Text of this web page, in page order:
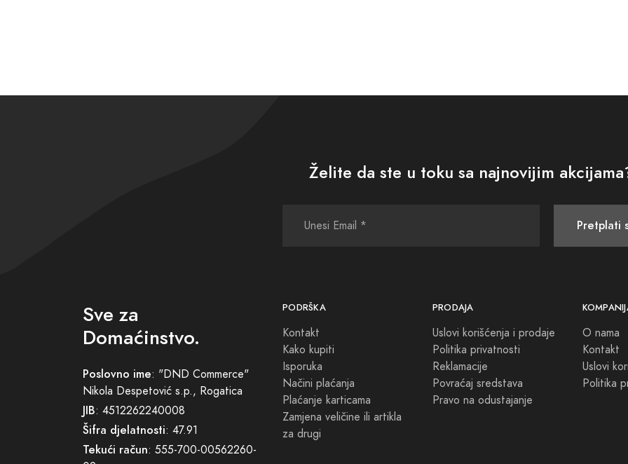
Želite da ste u toku sa najnovijim
Pretplati
Sve za
Domaćinstvo.
Poslovno ime: "DND Commerce"
Nikola Despetović s.p., Rogatica
JIB: 4512262240008
Šifra djelatnosti: 47.91
Tekući račun: 555-700-00562260-
PODRŠKA
Kontakt
Kako kupiti
Isporuka
Načini plaćanja
Plaćanje karticama
Zamjena veličine ili artikla
za drugi
PRODAJA
Uslovi korišćenja i prodaje
Politika privatnosti
Reklamacije
Povraćaj sredstava
Pravo na odustajanje
O nama
Kontakt
Uslovi
Politika